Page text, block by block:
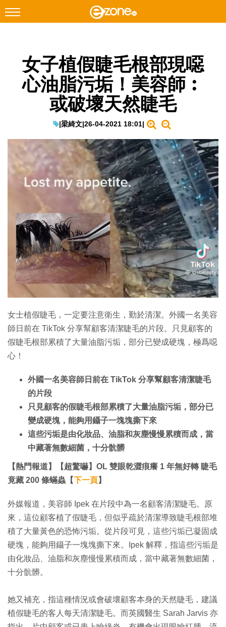
Facebook Instagram
科技焦點
教學評測
EduTech
IT Times
生成式AI與雲端應用
Enterprise Digital Transformation
特集
女子植假睫毛根部現噁
心油脂污垢！美容師︰
或破壞天然睫毛
|梁綺文|26-04-2021 18:01|
女士植假睫毛，一定要注意衛生，勤於清潔。外國一名美容
師日前在 TikTok 分享幫顧客清潔睫毛的片段。只見顧客的
假睫毛根部累積了大量油脂污垢，部分已變成硬塊，極爲噁
心！
外國一名美容師日前在 TikTok 分享幫顧客清潔睫毛
的片段
只見顧客的假睫毛根部累積了大量油脂污垢，部分已
變成硬塊，能夠用鑷子一塊塊撕下來
這些污垢是由化妝品、油脂和灰塵慢慢累積而成，當
中藏著無數細菌，十分骯髒
【熱門報道】【超驚嚇】OL 雙眼乾澀痕癢 1 年無好轉 睫毛
竟藏 200 條蟎蟲【下一頁】
外媒報道，美容師 Ipek 在片段中為一名顧客清潔睫毛。原
來，這位顧客植了假睫毛，但似乎疏於清潔導致睫毛根部堆
積了大量黃色的恐怖污垢。從片段可見，這些污垢已凝固成
硬塊，能夠用鑷子一塊塊撕下來。Ipek 解釋，指這些污垢是
由化妝品、油脂和灰塵慢慢累積而成，當中藏著無數細菌，
十分骯髒。
她又補充，指這種情況或會破壞顧客本身的天然睫毛，建議
植假睫毛的客人每天清潔睫毛。而英國醫生 Sarah Jarvis 亦